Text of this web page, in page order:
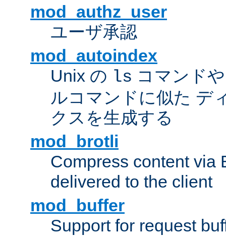
mod_authz_user
ユーザ承認
mod_autoindex
Unix の ls コマンド
ルコマンドに似た デ
クスを生成する
mod_brotli
Compress content via
delivered to the client
mod_buffer
Support for request